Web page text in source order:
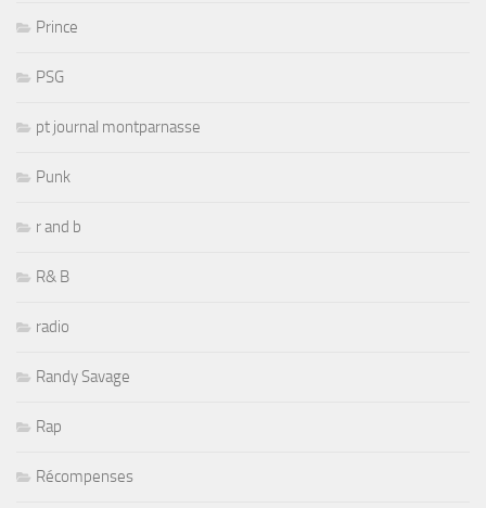
Prince
PSG
pt journal montparnasse
Punk
r and b
R& B
radio
Randy Savage
Rap
Récompenses